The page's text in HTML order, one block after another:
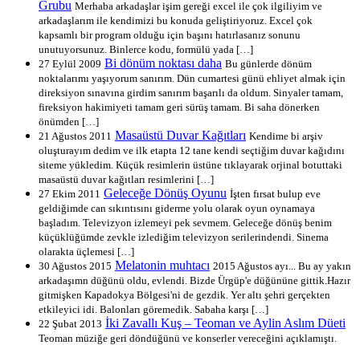
Grubu Merhaba arkadaşlar işim gereği excel ile çok ilgiliyim ve
arkadaşlarım ile kendimizi bu konuda geliştiriyoruz. Excel çok
kapsamlı bir program olduğu için başını hatırlasanız sonunu
unutuyorsunuz. Binlerce kodu, formülü yada […]
27 Eylül 2009 Bi dönüm noktası daha Bu günlerde dönüm
noktalarımı yaşıyorum sanırım. Dün cumartesi günü ehliyet almak için
direksiyon sınavına girdim sanırım başarılı da oldum. Sinyaler tamam,
fireksiyon hakimiyeti tamam geri sürüş tamam. Bi saha dönerken
önümden […]
21 Ağustos 2011 Masaüstü Duvar Kağıtları Kendime bi arşiv
oluşturayım dedim ve ilk etapta 12 tane kendi seçtiğim duvar kağıdını
siteme yükledim. Küçük resimlerin üstüne tıklayarak orjinal botuttaki
masaüstü duvar kağıtları resimlerini […]
27 Ekim 2011 Geleceğe Dönüş Oyunu İşten fırsat bulup eve
geldiğimde can sıkıntısını giderme yolu olarak oyun oynamaya
başladım. Televizyon izlemeyi pek sevmem. Geleceğe dönüş benim
küçüklüğümde zevkle izlediğim televizyon serilerindendi. Sinema
olarakta üçlemesi […]
30 Ağustos 2015 Melatonin muhtacı 2015 Ağustos ayı... Bu ay yakın
arkadaşımn düğünü oldu, evlendi. Bizde Ürgüp'e düğününe gittik.Hazır
gitmişken Kapadokya Bölgesi'ni de gezdik. Yer altı şehri gerçekten
etkileyici idi. Balonları göremedik. Sabaha karşı […]
22 Şubat 2013 İki Zavallı Kuş – Teoman ve Aylin Aslım Düeti
Teoman müziğe geri döndüğünü ve konserler vereceğini açıklamıştı.